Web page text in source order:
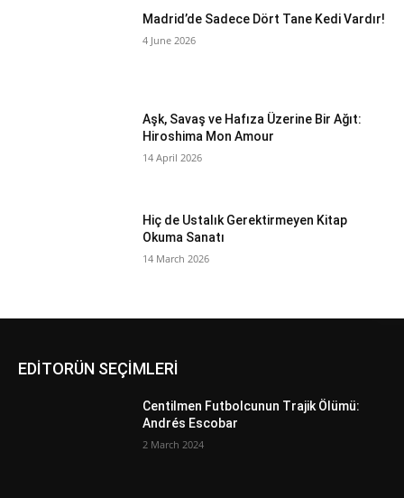
Madrid’de Sadece Dört Tane Kedi Vardır!
4 June 2026
Aşk, Savaş ve Hafıza Üzerine Bir Ağıt:
Hiroshima Mon Amour
14 April 2026
Hiç de Ustalık Gerektirmeyen Kitap
Okuma Sanatı
14 March 2026
EDİTORÜN SEÇİMLERİ
Centilmen Futbolcunun Trajik Ölümü:
Andrés Escobar
2 March 2024